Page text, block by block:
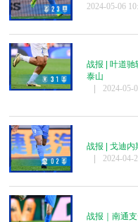
2024-05-06
战报 | 叶道
泰山
|
2024-05-
战报 | 戈迪
|
2024-04-
战报｜南通